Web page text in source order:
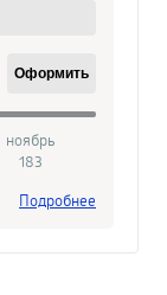
Оформить
ноябрь
183
Подробнее